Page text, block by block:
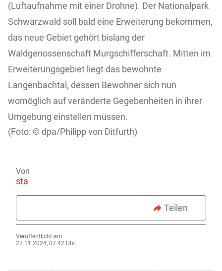
(Luftaufnahme mit einer Drohne). Der Nationalpark
Schwarzwald soll bald eine Erweiterung bekommen,
das neue Gebiet gehört bislang der
Waldgenossenschaft Murgschifferschaft. Mitten im
Erweiterungsgebiet liegt das bewohnte
Langenbachtal, dessen Bewohner sich nun
womöglich auf veränderte Gegebenheiten in ihrer
Umgebung einstellen müssen.
dpa/Philipp von Ditfurth)
Von
sta
Teilen
Veröffentlicht am
27.11.2024, 07:42 Uhr